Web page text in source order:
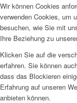
Wir können Cookies
verwenden Cookies, um
besuchen, wie Sie mit
Ihre Beziehung zu
Klicken Sie auf die
erfahren. Sie können
dass das Blockieren
Erfahrung auf unseren
anbieten können.